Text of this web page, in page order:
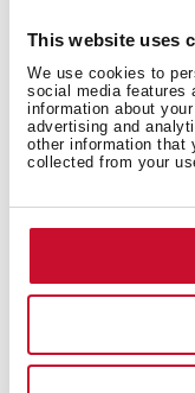
This website uses
We use cookies to
social media features
information about
advertising and
other information that
collected from your
Medidas
Hoja de producto